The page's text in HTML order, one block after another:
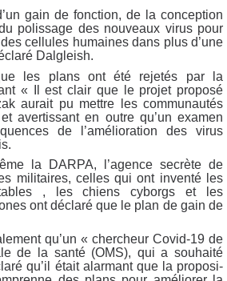
gain de fonc­tion, de la concep­tion
polis­sage des nou­veaux virus pour
cel­lules humaines dans plus d’une
Dalgleish.
les plans ont été reje­tés par la
« Il est clair que le pro­jet pro­po­sé
aurait pu mettre les com­mu­nau­tés
aver­tis­sant en outre qu’un exa­men
de l’a­mé­lio­ra­tion des virus
la DARPA, l’a­gence secrète de
mili­taires, celles qui ont inven­té les
, les chiens cyborgs et les
ont décla­ré que le plan de gain de
qu’un « cher­cheur Covid-19 de
de la san­té (OMS), qui a sou­hai­té
qu’il était alar­mant que la pro­po­si­